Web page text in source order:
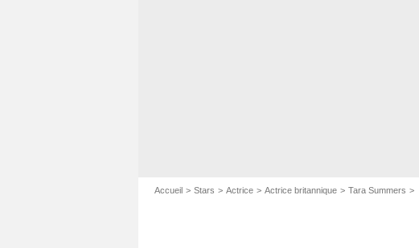
Accueil Stars Actrice Actrice britannique Tara Summers